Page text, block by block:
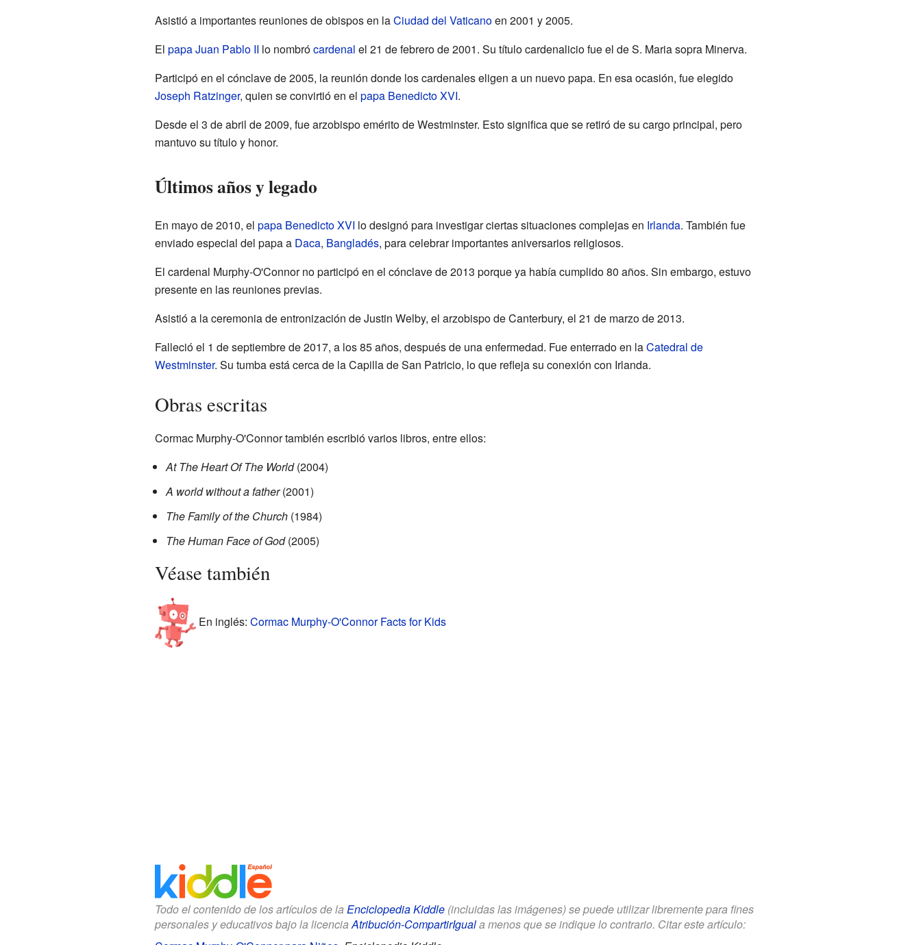
Asistió a importantes reuniones de obispos en laCiudad del Vaticanoen 2001 y 2005.
El papaJuan Pablo II lo nombrócardenal el 21 de febrero de 2001. Su título cardenalicio fue el de S. Maria sopra Minerva.
Participó en el cónclave de 2005, la reunión donde los cardenales eligen a un nuevo papa. En esa ocasión, fue elegido
Joseph Ratzinger, quien se convirtió en el papa Benedicto XVI.
Desde el 3 de abril de 2009, fue arzobispo emérito de Westminster. Esto significa que se retiró de su cargo principal, pero
mantuvo su título y honor.
Últimos años y legado
En mayo de 2010, el papa Benedicto XVI lo designó para investigar ciertas situaciones complejas en Irlanda. También fue
enviado especial del papa a Daca, Bangladés, para celebrar importantes aniversarios religiosos.
El cardenal Murphy-O'Connor no participó en el cónclave de 2013 porque ya había cumplido 80 años. Sin embargo, estuvo
presente en las reuniones previas.
Asistió a la ceremonia de entronización de Justin Welby, el arzobispo de Canterbury, el 21 de marzo de 2013.
Falleció el 1 de septiembre de 2017, a los 85 años, después de una enfermedad. Fue enterrado en laCatedral de
Westminster. Su tumba está cerca de la Capilla de San Patricio, lo que refleja su conexión con Irlanda.
Obras escritas
Cormac Murphy-O'Connor también escribió varios libros, entre ellos:
At The Heart Of The World(2004)
A world without a father(2001)
The Family of the Church(1984)
The Human Face of God(2005)
Véase también
En inglés: Cormac Murphy-O'Connor Facts for Kids
Todo el contenido de los artículos de la Enciclopedia Kiddle(incluidas las imágenes) se puede utilizar libremente para fines
personales y educativos bajo la licenciaAtribución-CompartirIguala menos que se indique lo contrario. Citar este artículo: